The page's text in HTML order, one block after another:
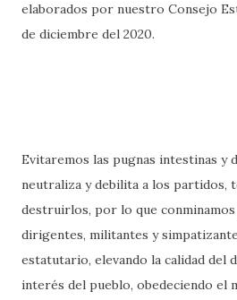
elaborados por nuestro Consejo
de diciembre del 2020.
Evitaremos las pugnas intestinas y
neutraliza y debilita a los partidos,
destruirlos, por lo que
dirigentes, militantes y
estatutario, elevando la calidad del
interés del pueblo, obedeciendo el